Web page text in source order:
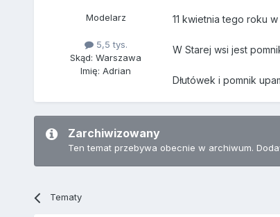
Modelarz
5,5 tys.
Skąd: Warszawa
Imię: Adrian
11 kwietnia tego roku
W Starej wsi jest
Dłutówek i pomnik
Zarchiwizowany
Ten temat przebywa obecnie w archiwum.
Tematy